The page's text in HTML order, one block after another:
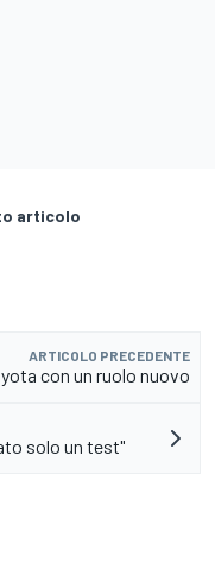
articolo
ARTICOLO PRECEDENTE
con un ruolo nuovo
solo un test"